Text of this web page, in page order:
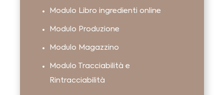
Modulo Libro ingredienti online
Modulo Produzione
Modulo Magazzino
Modulo Tracciabilità e
Rintracciabilità